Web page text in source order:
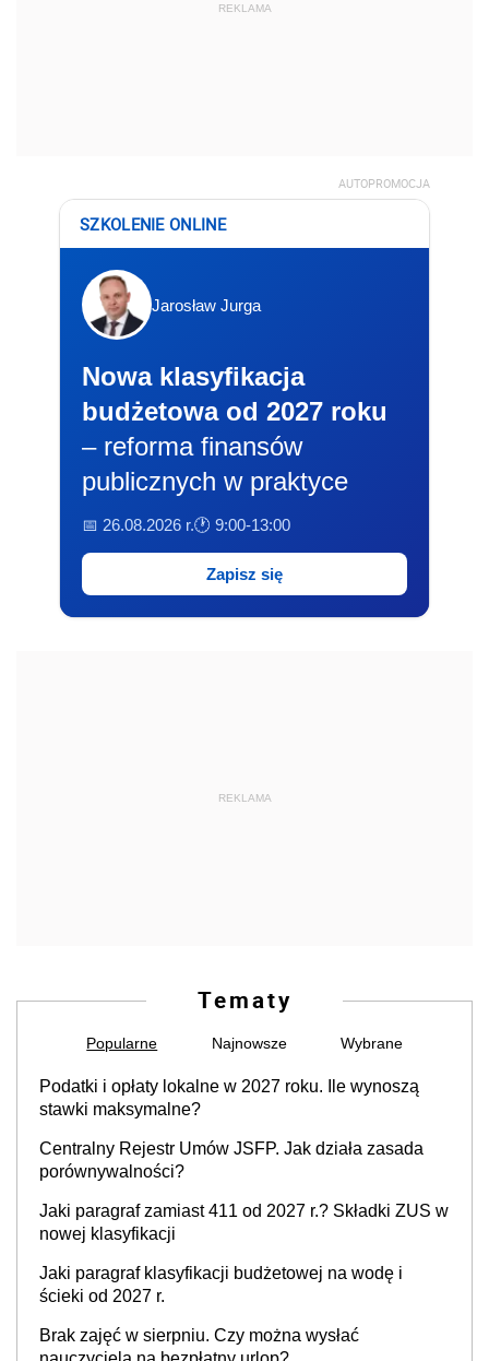
REKLAMA
AUTOPROMOCJA
SZKOLENIE ONLINE
Jarosław Jurga
Nowa klasyfikacja
budżetowa od 2027 roku
– reforma finansów
publicznych w praktyce
📅 26.08.2026 r.🕐 9:00-13:00
Zapisz się
REKLAMA
Tematy
Popularne Najnowsze Wybrane
Podatki i opłaty lokalne w 2027 roku. Ile wynoszą
stawki maksymalne?
Centralny Rejestr Umów JSFP. Jak działa zasada
porównywalności?
Jaki paragraf zamiast 411 od 2027 r.? Składki ZUS w
nowej klasyfikacji
Jaki paragraf klasyfikacji budżetowej na wodę i
ścieki od 2027 r.
Brak zajęć w sierpniu. Czy można wysłać